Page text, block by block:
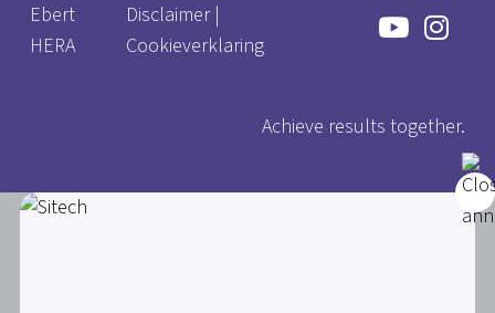
Ebert
HERA
Disclaimer|
Cookieverklaring
Achieve results together.